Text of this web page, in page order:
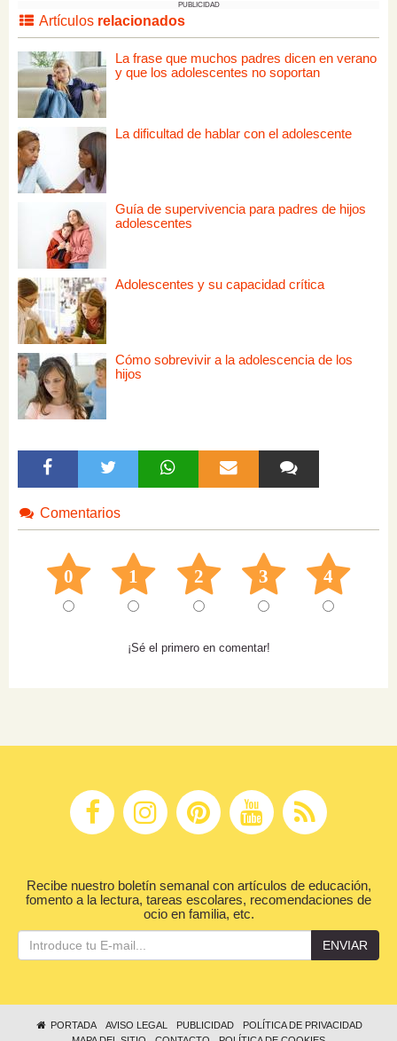
PUBLICIDAD
Artículos relacionados
La frase que muchos padres dicen en verano
y que los adolescentes no soportan
La dificultad de hablar con el adolescente
Guía de supervivencia para padres de hijos
adolescentes
Adolescentes y su capacidad crítica
Cómo sobrevivir a la adolescencia de los
hijos
Comentarios
0 1 2 3 4
¡Sé el primero en comentar!
Recibe nuestro boletín semanal con artículos de educación,
fomento a la lectura, tareas escolares, recomendaciones de
ocio en familia, etc.
ENVIAR
PORTADA AVISO LEGAL PUBLICIDAD
POLÍTICA DE PRIVACIDAD